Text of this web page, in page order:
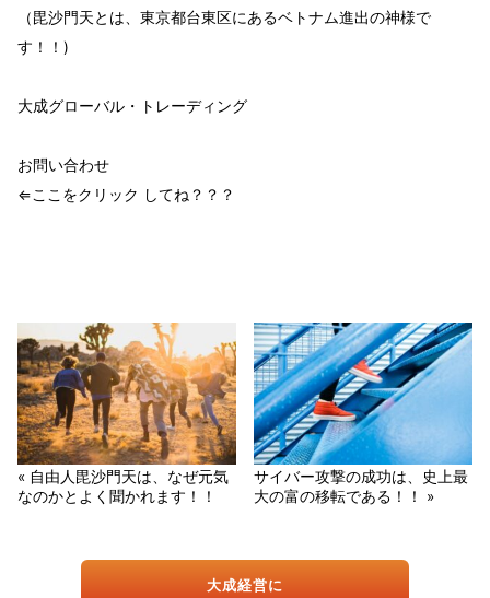
（毘沙門天とは、東京都台東区にあるベトナム進出の神様で
す！！)
大成グローバル・トレーディング
お問い合わせ
⇐ここをクリック してね？？？
« 自由人毘沙門天は、なぜ元気
なのかとよく聞かれます！！
サイバー攻撃の成功は、史上最
大の富の移転である！！ »
大成経営に